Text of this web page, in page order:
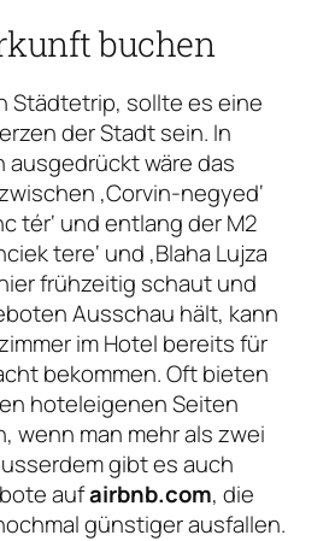
buchen
Städtetrip, sollte es eine
der Stadt sein. In
ausgedrückt wäre das
‚Corvin-negyed‘
tér‘ und entlang der M2
tere‘ und ‚Blaha Lujza
frühzeitig schaut und
Ausschau hält, kann
im Hotel bereits für
bekommen. Oft bieten
hoteleigenen Seiten
wenn man mehr als zwei
gibt es auch
aufairbnb.com, die
günstiger ausfallen.